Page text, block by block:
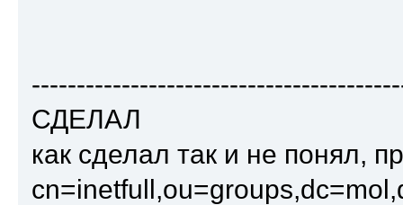
СДЕЛАЛ
как сделал так и не понял,